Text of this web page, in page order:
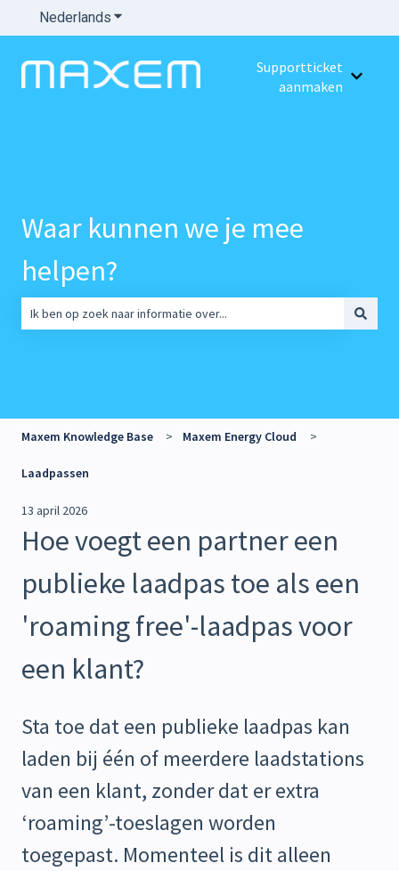
Nederlands Submenu tonen voor vertalingen
Supportticket
aanmaken
Waar kunnen we je mee
helpen?
Maxem Knowledge Base Maxem Energy Cloud
Laadpassen
13 april 2026
Hoe voegt een partner een
publieke laadpas toe als een
'roaming free'-laadpas voor
een klant?
Sta toe dat een publieke laadpas kan
laden bij één of meerdere laadstations
van een klant, zonder dat er extra
‘roaming’-toeslagen worden
toegepast. Momenteel is dit alleen